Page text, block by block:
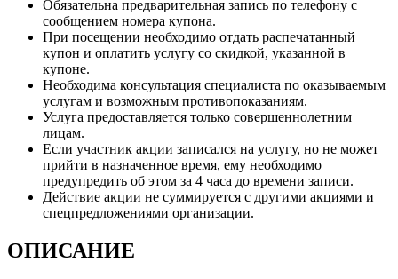
Обязательна предварительная запись по телефону с
сообщением номера купона.
При посещении необходимо отдать распечатанный
купон и оплатить услугу со скидкой, указанной в
купоне.
Необходима консультация специалиста по оказываемым
услугам и возможным противопоказаниям.
Услуга предоставляется только совершеннолетним
лицам.
Если участник акции записался на услугу, но не может
прийти в назначенное время, ему необходимо
предупредить об этом за 4 часа до времени записи.
Действие акции не суммируется с другими акциями и
спецпредложениями организации.
ОПИСАНИЕ